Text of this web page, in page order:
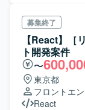
募集終了
【React】［
ト開発案件
〜
東京都
フロントエ
React